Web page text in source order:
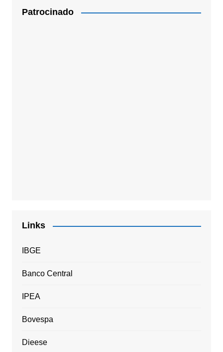
Patrocinado
Links
IBGE
Banco Central
IPEA
Bovespa
Dieese